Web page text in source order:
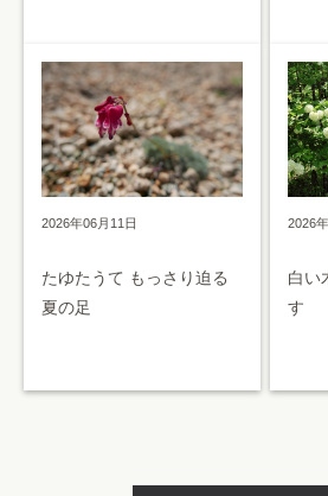
2026年06月11日
たゆたうて もっさり迫る
夏の足
2026
白い
す